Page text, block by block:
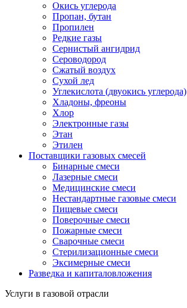
Окись углерода
Пропан, бутан
Пропилен
Редкие газы
Сернистый ангидрид
Сероводород
Сжатый воздух
Сухой лед
Углекислота (двуокись углерода)
Хладоны, фреоны
Хлор
Электронные газы
Этан
Этилен
Поставщики газовых смесей
Бинарные смеси
Лазерные смеси
Медицинские смеси
Нестандартные газовые смеси
Пищевые смеси
Поверочные смеси
Пожарные смеси
Сварочные смеси
Стерилизационные смеси
Эксимерные смеси
Разведка и капиталовложения
Услуги в газовой отрасли